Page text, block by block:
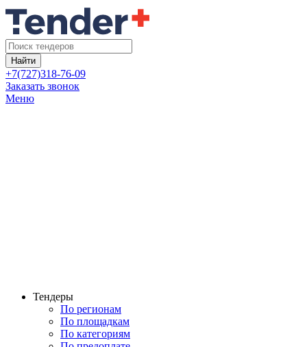
Найти
+7(727)318-76-09
Заказать звонок
Меню
Тендеры
По регионам
По площадкам
По категориям